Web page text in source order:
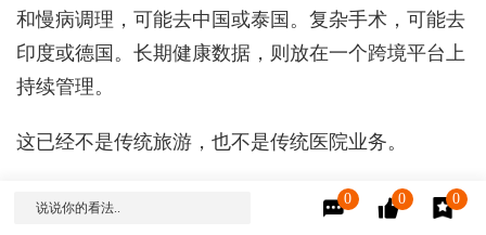
说说你的看法..
0
0
0
和慢病调理，可能去中国或泰国。复杂手术，可能去
印度或德国。长期健康数据，则放在一个跨境平台上
持续管理。
这已经不是传统旅游，也不是传统医院业务。
这是“人的身体”进入全球服务网络。